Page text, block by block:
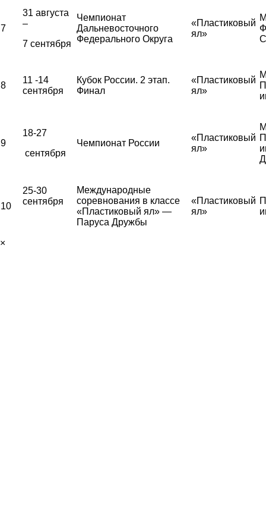
7
31 августа
–
7 сентября
Чемпионат
Дальневосточного
Федерального Округа
«Пластиковый
ял»
8
11 -14
сентября
Кубок России. 2 этап.
Финал
«Пластиковый
ял»
9
18-27
сентября
Чемпионат России
«Пластиковый
ял»
10
25-30
сентября
Международные
соревнования в классе
«Пластиковый ял» —
Паруса Дружбы
«Пластиковый
ял»
×